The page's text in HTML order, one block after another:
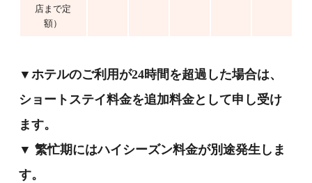
店まで定
額）
▼ホテルのご利用が24時間を超過した場合は、
ショートステイ料金を追加料金として申し受け
ます。
▼ 繁忙期にはハイシーズン料金が別途発生しま
す。